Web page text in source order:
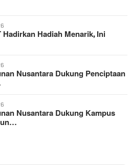
Hadiah Menarik, Ini
Nusantara Dukung Penciptaan
Nusantara Dukung Kampus